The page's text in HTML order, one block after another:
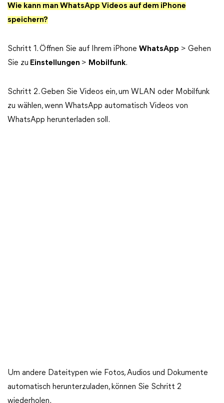
Wie kann man WhatsApp Videos auf dem iPhone
speichern?
Schritt 1. Öffnen Sie auf Ihrem iPhone WhatsApp > Gehen
Sie zu Einstellungen > Mobilfunk.
Schritt 2. Geben Sie Videos ein, um WLAN oder Mobilfunk
zu wählen, wenn WhatsApp automatisch Videos von
WhatsApp herunterladen soll.
Um andere Dateitypen wie Fotos, Audios und Dokumente
automatisch herunterzuladen, können Sie Schritt 2
wiederholen.